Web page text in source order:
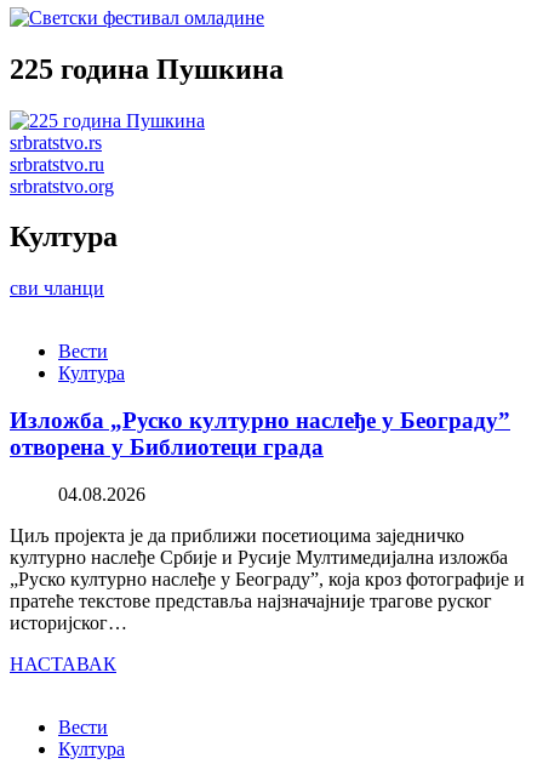
225 година Пушкина
srbratstvo.rs
srbratstvo.ru
srbratstvo.org
Култура
сви чланци
Вести
Култура
Изложба „Руско културно наслеђе у Београду”
отворена у Библиотеци града
04.08.2026
Циљ пројекта је да приближи посетиоцима заједничко
културно наслеђе Србије и Русије Мултимедијална изложба
„Руско културно наслеђе у Београду”, која кроз фотографије и
пратеће текстове представља најзначајније трагове руског
историјског…
НАСТАВАК
Вести
Култура